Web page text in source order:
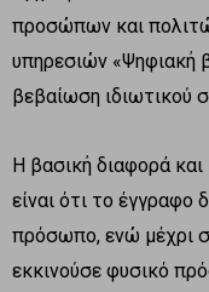
προσώπων και
υπηρεσιών «Ψηφιακή
βεβαίωση ιδιωτικού
Η βασική διαφορά και
είναι ότι το έγγραφο
πρόσωπο, ενώ μέχρι
εκκινούσε φυσικό